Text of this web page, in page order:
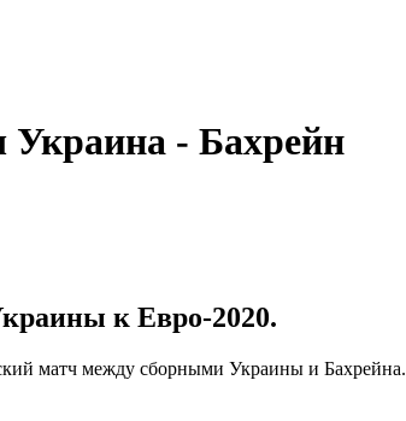
- Бахрейн
к Евро-2020.
матч между сборными Украины и Бахрейна.